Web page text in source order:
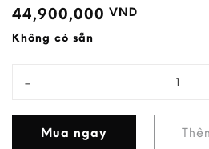
44,900,000VND
Không có sẵn
Mua ngay